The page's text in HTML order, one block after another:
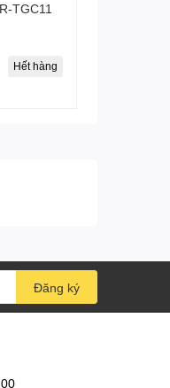
TGC11
Hết hàng
Đăng ký